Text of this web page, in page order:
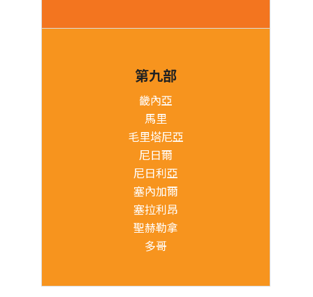
第九部
畿內亞
馬里
毛里塔尼亞
尼日爾
尼日利亞
塞內加爾
塞拉利昂
聖赫勒拿
多哥